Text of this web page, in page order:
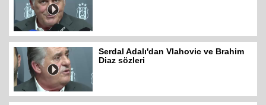
Serdal Adalı'dan Vlahovic ve Brahim
Diaz sözleri